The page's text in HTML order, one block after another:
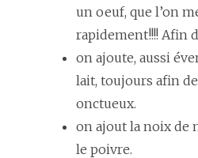
un oeuf, que l’on
rapidement!!!! Afin
on ajoute, aussi
lait, toujours afin
onctueux.
on ajout la noix de
le poivre.